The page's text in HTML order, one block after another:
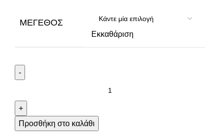
ΜΈΓΕΘΟΣ
Εκκαθάριση
Προσθήκη στο καλάθι